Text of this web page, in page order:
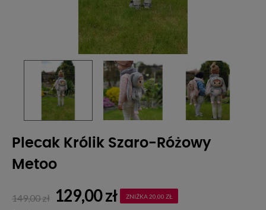
Plecak Królik Szaro-Różowy
Metoo
149,00 zł 129,00 zł ZNIŻKA 20,00 ZŁ